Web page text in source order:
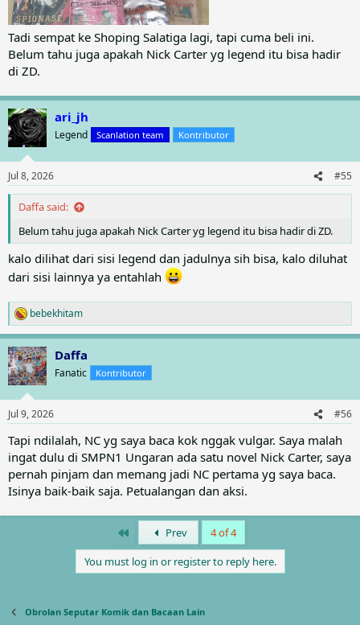
Tadi sempat ke Shoping Salatiga lagi, tapi cuma beli ini.
Belum tahu juga apakah Nick Carter yg legend itu bisa hadir
di ZD.
ari_jh
Legend Scanlation team Kontributor
Jul 8, 2026 #55
Daffa said:
Belum tahu juga apakah Nick Carter yg legend itu bisa hadir di ZD.
kalo dilihat dari sisi legend dan jadulnya sih bisa, kalo diluhat
dari sisi lainnya ya entahlah
R
e
a
c
t
i
n
s
:
bebekhitam
Daffa
Fanatic Kontributor
Jul 9, 2026 #56
Tapi ndilalah, NC yg saya baca kok nggak vulgar. Saya malah
ingat dulu di SMPN1 Ungaran ada satu novel Nick Carter, saya
pernah pinjam dan memang jadi NC pertama yg saya baca.
Isinya baik-baik saja. Petualangan dan aksi.
Prev
4 of 4
You must log in or register to reply here.
Obrolan Seputar Komik dan Bacaan Lain